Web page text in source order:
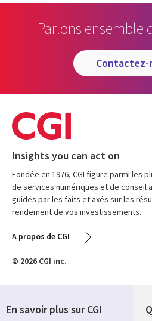
Parlons ensemble
contactez-
Insights you can act on
Fondée en 1976, CGI figure parmi les
de services numériques et de conseil
guidés par les faits et axés sur les
rendement de vos investissements.
A propos de CGI
© 2026 CGI inc.
En savoir plus sur CGI